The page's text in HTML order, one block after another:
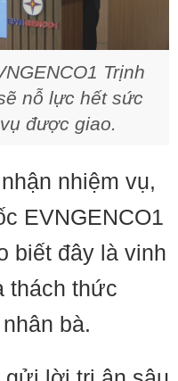
Trịnh
nỗ lực hết sức
được giao.
nhiệm vụ,
EVNGENCO1
biết đây là vinh
thách thức
bà.